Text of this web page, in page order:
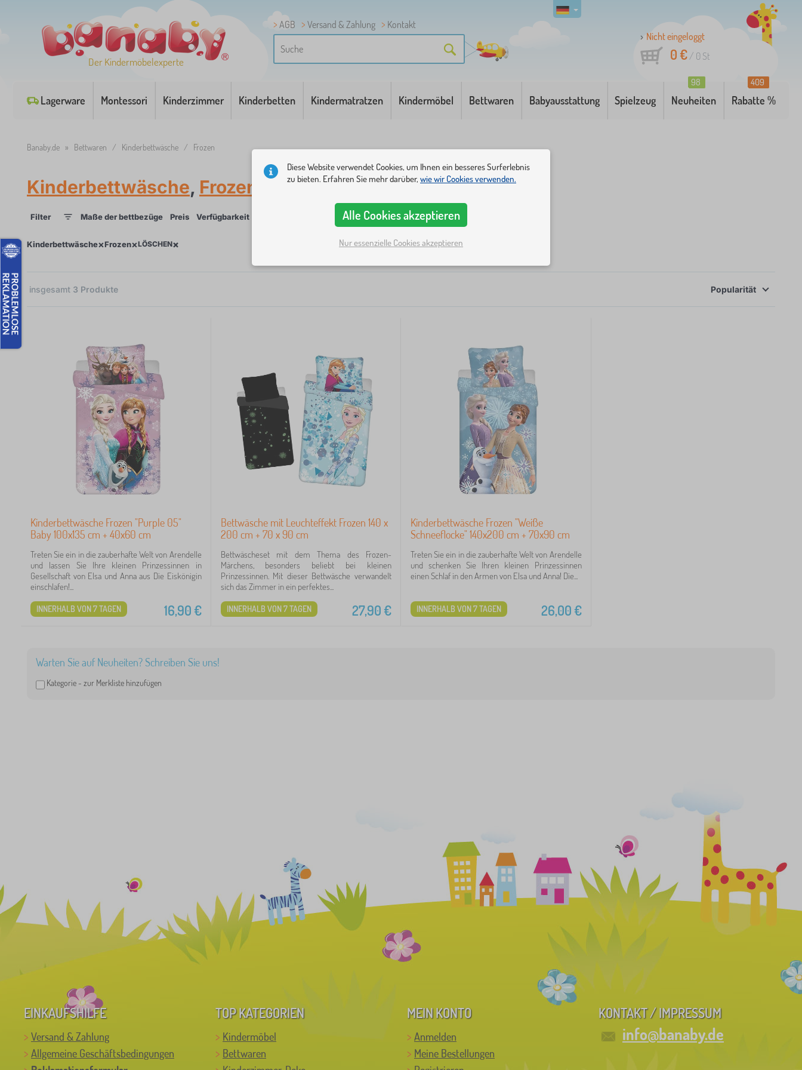
Der Kindermöbelexperte
AGB Versand & Zahlung
Kontakt
Nicht eingeloggt
0 €/ 0 St
Lagerware Montessori Kinderzimmer Kinderbetten Kindermatratzen Kindermöbel Bettwaren Babyausstattung Spielzeug Neuheiten
98
Rabatte %
409
Banaby.de » Bettwaren / Kinderbettwäsche / Frozen
Kinderbettwäsche, Frozen
Filter Maße der bettbezüge Preis Verfügbarkeit Märchenfiguren 1
1
1
Kinderbettwäsche×Frozen×LÖSCHEN×
insgesamt 3 Produkte
Kinderbettwäsche Frozen "Purple 05"
Baby 100x135 cm + 40x60 cm
Treten Sie ein in die zauberhafte Welt von Arendelle
und lassen Sie Ihre kleinen Prinzessinnen in
Gesellschaft von Elsa und Anna aus Die Eiskönigin
einschlafen!...
16,90€
INNERHALB VON 7 TAGEN
Bettwäsche mit Leuchteffekt Frozen 140 x
200 cm + 70 x 90 cm
Bettwäscheset mit dem Thema des Frozen-
Märchens, besonders beliebt bei kleinen
Prinzessinnen. Mit dieser Bettwäsche verwandelt
sich das Zimmer in ein perfektes...
27,90€
INNERHALB VON 7 TAGEN
Kinderbettwäsche Frozen "Weiße
Schneeflocke" 140x200 cm + 70x90 cm
Treten Sie ein in die zauberhafte Welt von Arendelle
und schenken Sie Ihren kleinen Prinzessinnen
einen Schlaf in den Armen von Elsa und Anna! Die...
26,00€
INNERHALB VON 7 TAGEN
Warten Sie auf Neuheiten? Schreiben Sie uns!
Kategorie - zur Merkliste hinzufügen
EINKAUFSHILFE
Versand & Zahlung
Allgemeine Geschäftsbedingungen
TOP KATEGORIEN
Kindermöbel
Bettwaren
MEIN KONTO
Anmelden
Meine Bestellungen
KONTAKT / IMPRESSUM
info@banaby.de
Diese Website verwendet Cookies, um Ihnen ein besseres Surferlebnis
zu bieten. Erfahren Sie mehr darüber, wie wir Cookies verwenden.
Alle Cookies akzeptieren
Nur essenzielle Cookies akzeptieren